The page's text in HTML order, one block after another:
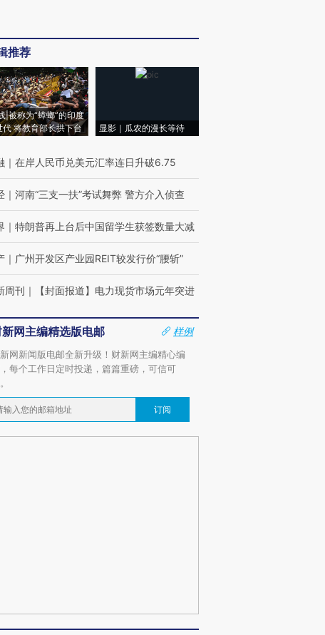
推荐
|被称为“蟑螂”的印度
代 将教育部长拱下台
显影｜瓜农的漫长等待
｜ 在岸人民币兑美元汇率连日升破6.75
｜ 河南“三支一扶”考试舞弊 警方介入侦查
｜ 特朗普再上台后中国留学生获签数量大减
｜ 广州开发区产业园REIT较发行价“腰斩”
周刊 ｜ 【封面报道】电力现货市场元年突进
新网主编精选版电邮
样例
网新闻版电邮全新升级！财新网主编精心编
每个工作日定时投递，篇篇重磅，可信可
订阅